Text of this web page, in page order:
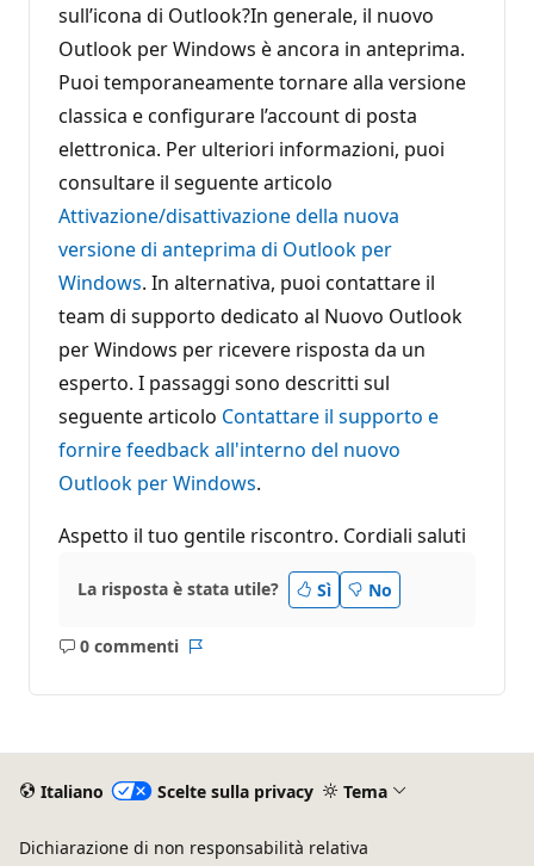
sull’icona di Outlook?In generale, il nuovo
Outlook per Windows è ancora in anteprima.
Puoi temporaneamente tornare alla versione
classica e configurare l’account di posta
elettronica. Per ulteriori informazioni, puoi
consultare il seguente articolo
Attivazione/disattivazione della nuova
versione di anteprima di Outlook per
Windows. In alternativa, puoi contattare il
team di supporto dedicato al Nuovo Outlook
per Windows per ricevere risposta da un
esperto. I passaggi sono descritti sul
seguente articolo Contattare il supporto e
fornire feedback all'interno del nuovo
Outlook per Windows.
Aspetto il tuo gentile riscontro. Cordiali saluti
La risposta è stata utile? Sì No
0 commenti
Nessun
Italiano Scelte sulla privacy Tema
Dichiarazione di non responsabilità relativa